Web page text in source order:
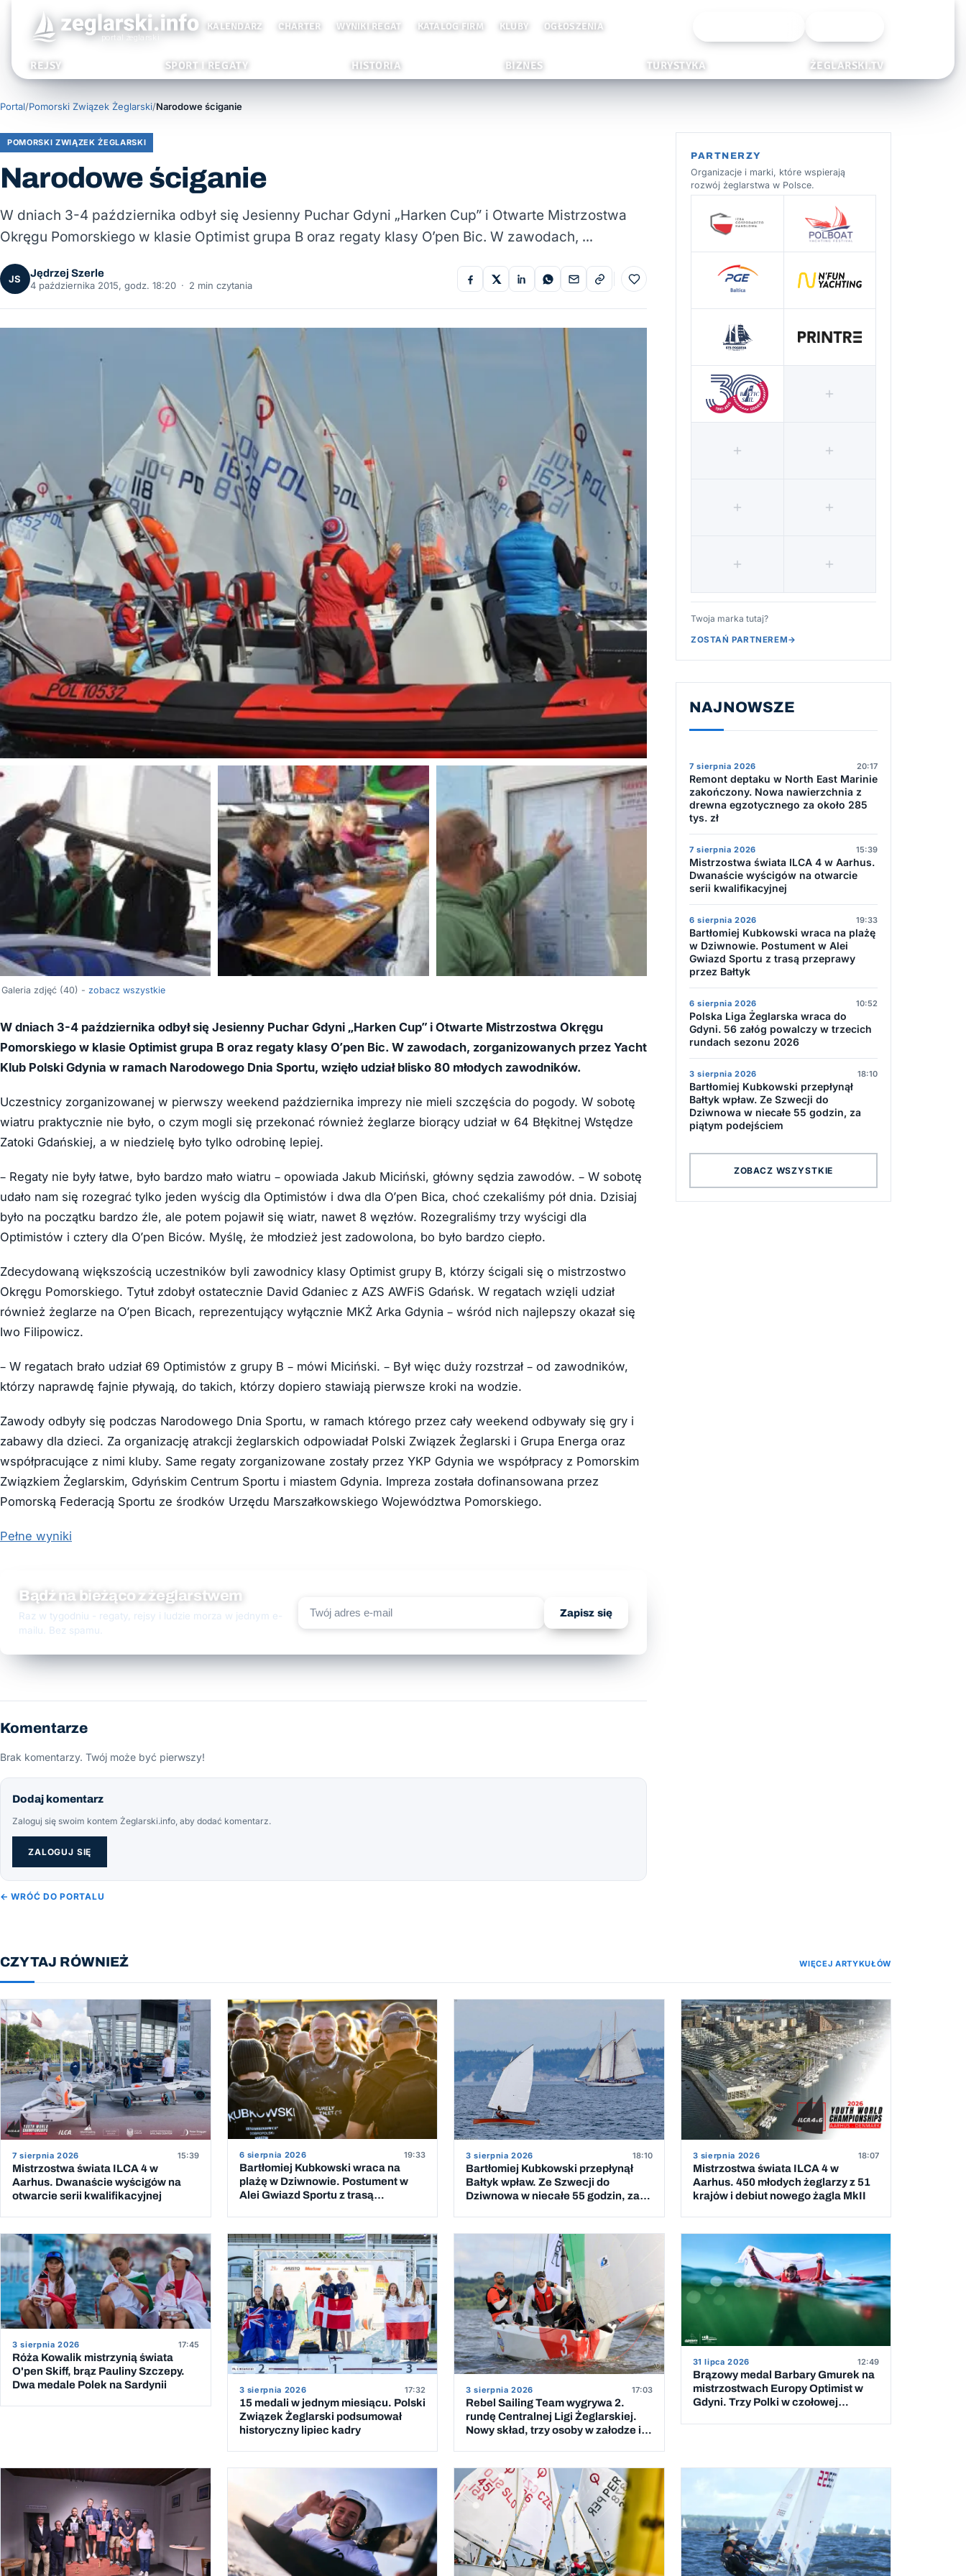
KALENDARZ CHARTER WYNIKI REGAT KATALOG FIRM KLUBY OGŁOSZENIA
REJSY SPORT I REGATY HISTORIA BIZNES TURYSTYKA ŻEGLARSKI.TV
Portal/Pomorski Związek Żeglarski/Narodowe ściganie
POMORSKI ZWIĄZEK ŻEGLARSKI
Narodowe ściganie
W dniach 3-4 października odbył się Jesienny Puchar Gdyni „Harken Cup” i Otwarte Mistrzostwa
Okręgu Pomorskiego w klasie Optimist grupa B oraz regaty klasy O’pen Bic. W zawodach, …
JS
Jędrzej Szerle
4 października 2015, godz. 18:20 · 2 min czytania Do ulubionych
Galeria zdjęć (40) - zobacz wszystkie
W dniach 3-4 października odbył się Jesienny Puchar Gdyni „Harken Cup” i Otwarte Mistrzostwa Okręgu
Pomorskiego w klasie Optimist grupa B oraz regaty klasy O’pen Bic. W zawodach, zorganizowanych przez Yacht
Klub Polski Gdynia w ramach Narodowego Dnia Sportu, wzięło udział blisko 80 młodych zawodników.
Uczestnicy zorganizowanej w pierwszy weekend października imprezy nie mieli szczęścia do pogody. W sobotę
wiatru praktycznie nie było, o czym mogli się przekonać również żeglarze biorący udział w 64 Błękitnej Wstędze
Zatoki Gdańskiej, a w niedzielę było tylko odrobinę lepiej.
– Regaty nie były łatwe, było bardzo mało wiatru – opowiada Jakub Miciński, główny sędzia zawodów. – W sobotę
udało nam się rozegrać tylko jeden wyścig dla Optimistów i dwa dla O’pen Bica, choć czekaliśmy pół dnia. Dzisiaj
było na początku bardzo źle, ale potem pojawił się wiatr, nawet 8 węzłów. Rozegraliśmy trzy wyścigi dla
Optimistów i cztery dla O’pen Biców. Myślę, że młodzież jest zadowolona, bo było bardzo ciepło.
Zdecydowaną większością uczestników byli zawodnicy klasy Optimist grupy B, którzy ścigali się o mistrzostwo
Okręgu Pomorskiego. Tytuł zdobył ostatecznie David Gdaniec z AZS AWFiS Gdańsk. W regatach wzięli udział
również żeglarze na O’pen Bicach, reprezentujący wyłącznie MKŻ Arka Gdynia – wśród nich najlepszy okazał się
Iwo Filipowicz.
– W regatach brało udział 69 Optimistów z grupy B – mówi Miciński. – Był więc duży rozstrzał – od zawodników,
którzy naprawdę fajnie pływają, do takich, którzy dopiero stawiają pierwsze kroki na wodzie.
Zawody odbyły się podczas Narodowego Dnia Sportu, w ramach którego przez cały weekend odbywały się gry i
zabawy dla dzieci. Za organizację atrakcji żeglarskich odpowiadał Polski Związek Żeglarski i Grupa Energa oraz
współpracujące z nimi kluby. Same regaty zorganizowane zostały przez YKP Gdynia we współpracy z Pomorskim
Związkiem Żeglarskim, Gdyńskim Centrum Sportu i miastem Gdynia. Impreza została dofinansowana przez
Pomorską Federacją Sportu ze środków Urzędu Marszałkowskiego Województwa Pomorskiego.
Pełne wyniki
Bądź na bieżąco z żeglarstwem
Raz w tygodniu - regaty, rejsy i ludzie morza w jednym e-
mailu. Bez spamu.
Zapisz się
Komentarze
Brak komentarzy. Twój może być pierwszy!
Dodaj komentarz
Zaloguj się swoim kontem Żeglarski.info, aby dodać komentarz.
ZALOGUJ SIĘ
← WRÓĆ DO PORTALU
PARTNERZY
Organizacje i marki, które wspierają
rozwój żeglarstwa w Polsce.
Twoja marka tutaj?
ZOSTAŃ PARTNEREM→
NAJNOWSZE
7 sierpnia 2026 20:17
Remont deptaku w North East Marinie
zakończony. Nowa nawierzchnia z
drewna egzotycznego za około 285
tys. zł
7 sierpnia 2026 15:39
Mistrzostwa świata ILCA 4 w Aarhus.
Dwanaście wyścigów na otwarcie
serii kwalifikacyjnej
6 sierpnia 2026 19:33
Bartłomiej Kubkowski wraca na plażę
w Dziwnowie. Postument w Alei
Gwiazd Sportu z trasą przeprawy
przez Bałtyk
6 sierpnia 2026 10:52
Polska Liga Żeglarska wraca do
Gdyni. 56 załóg powalczy w trzecich
rundach sezonu 2026
3 sierpnia 2026 18:10
Bartłomiej Kubkowski przepłynął
Bałtyk wpław. Ze Szwecji do
Dziwnowa w niecałe 55 godzin, za
piątym podejściem
ZOBACZ WSZYSTKIE
CZYTAJ RÓWNIEŻ WIĘCEJ ARTYKUŁÓW
7 sierpnia 2026 15:39
Mistrzostwa świata ILCA 4 w
Aarhus. Dwanaście wyścigów na
otwarcie serii kwalifikacyjnej
6 sierpnia 2026 19:33
Bartłomiej Kubkowski wraca na
plażę w Dziwnowie. Postument w
Alei Gwiazd Sportu z trasą
3 sierpnia 2026 18:10
Bartłomiej Kubkowski przepłynął
Bałtyk wpław. Ze Szwecji do
Dziwnowa w niecałe 55 godzin, za
3 sierpnia 2026 18:07
Mistrzostwa świata ILCA 4 w
Aarhus. 450 młodych żeglarzy z 51
krajów i debiut nowego żagla MkII
3 sierpnia 2026 17:45
Róża Kowalik mistrzynią świata
O'pen Skiff, brąz Pauliny Szczepy.
Dwa medale Polek na Sardynii
3 sierpnia 2026 17:32
15 medali w jednym miesiącu. Polski
Związek Żeglarski podsumował
historyczny lipiec kadry
3 sierpnia 2026 17:03
Rebel Sailing Team wygrywa 2.
rundę Centralnej Ligi Żeglarskiej.
Nowy skład, trzy osoby w załodze i 5
31 lipca 2026 12:49
Brązowy medal Barbary Gmurek na
mistrzostwach Europy Optimist w
Gdyni. Trzy Polki w czołowej